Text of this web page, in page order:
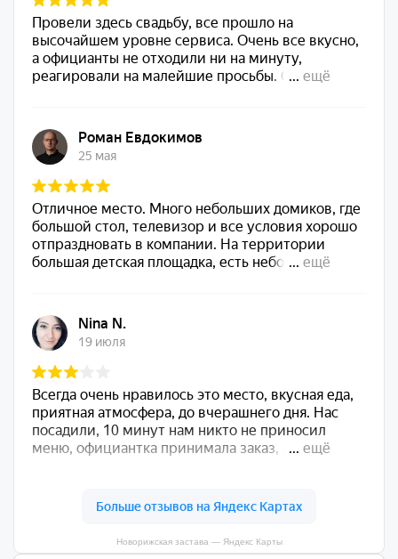
Новорижская застава — Яндекс Карты